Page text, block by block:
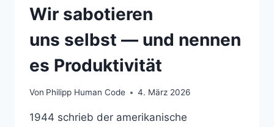
Wir sabotieren
uns selbst — und nennen
es Produktivität
Von Philipp Human Code 4. März 2026
1944 schrieb der amerikanische